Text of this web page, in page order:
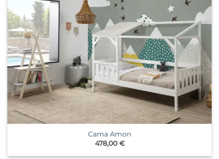
Cama Amon
478,00€